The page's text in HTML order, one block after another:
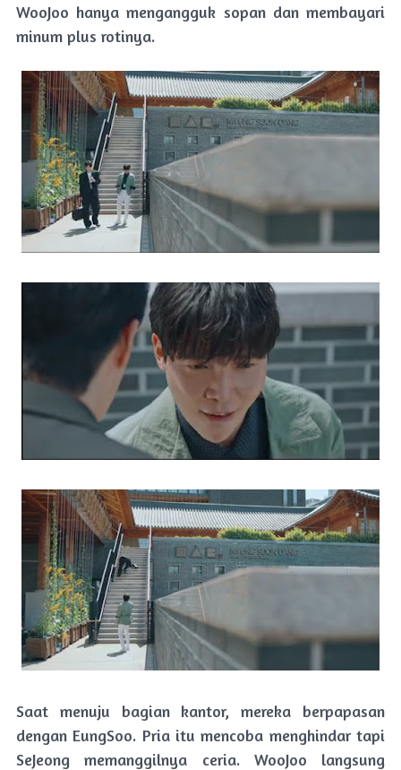
WooJoo hanya mengangguk sopan dan membayari
minum plus rotinya.
Saat menuju bagian kantor, mereka berpapasan
dengan EungSoo. Pria itu mencoba menghindar tapi
SeJeong memanggilnya ceria. WooJoo langsung